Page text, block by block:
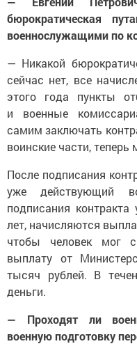
бюрократическая
военнослужащими по
— Никакой
сейчас нет, все
этого года пункты
и военные
самим заключать
воинские части, теперь
После подписания
уже действующий
подписания
лет, начисляются
чтобы человек мог
выплату от
тысяч рублей. В
деньги.
— Проходят ли
военную подготовку